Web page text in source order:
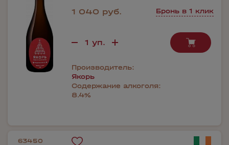
1 040 руб. Бронь в 1 клик
Производитель:
Якорь
Содержание алкоголя:
8.4%
63450